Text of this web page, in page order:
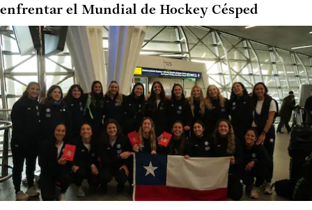
enfrentar el Mundial de Hockey Césped